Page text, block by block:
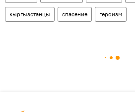
кыргызстанцы спасение героизм